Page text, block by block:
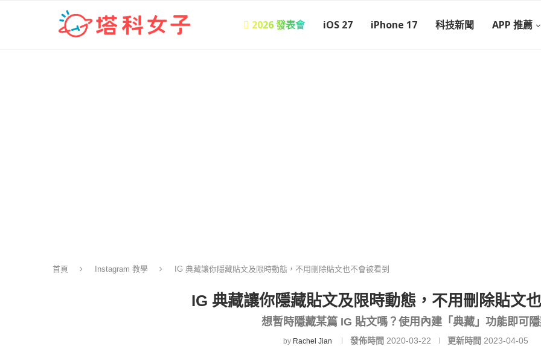
 2026 發表會 iOS 27 iPhone 17 科技新聞 APP 推薦
首頁 Instagram 教學 IG 典藏讓你隱藏貼文及限時動態，不用刪除貼文也不會被看到
IG 典藏讓你隱藏貼文及限時動態，不用刪除貼文
想暫時隱藏某篇 IG 貼文嗎？使用內建「典藏」功能即可
by Rachel Jian 發佈時間 2020-03-22 更新時間 2023-04-05